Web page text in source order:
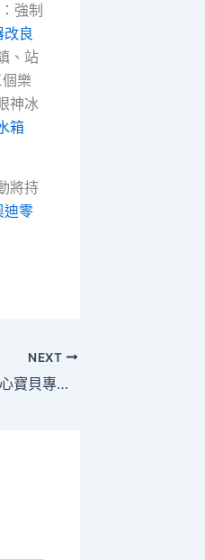
強制
改良
、站
樂
神冰
箱
將持
迪零
NEXT
憑空多出一條婚姻記載甜心寶貝專包養網？數據糾錯機制亟待完美